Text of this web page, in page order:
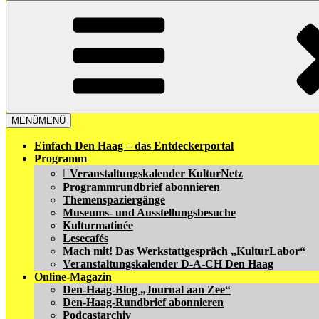
MENÜMENÜ
Einfach Den Haag – das Entdeckerportal
Programm
Veranstaltungskalender KulturNetz
Programmrundbrief abonnieren
Themenspaziergänge
Museums- und Ausstellungsbesuche
Kulturmatinée
Lesecafés
Mach mit! Das Werkstattgespräch „KulturLabor“
Veranstaltungskalender D-A-CH Den Haag
Online-Magazin
Den-Haag-Blog „Journal aan Zee“
Den-Haag-Rundbrief abonnieren
Podcastarchiv